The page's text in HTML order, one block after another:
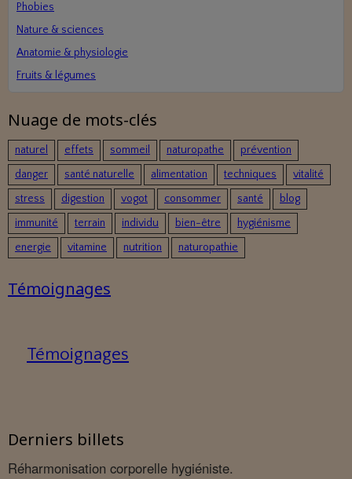
Phobies
Nature & sciences
Anatomie & physiologie
Fruits & légumes
Nuage de mots-clés
naturel effets sommeil naturopathe
prévention
danger
santé naturelle alimentation techniques
vitalité
stress
digestion vogot consommer santé
blog
immunité
terrain individu bien-être
hygiénisme
energie
vitamine nutrition naturopathie
Témoignages
Témoignages
Derniers billets
Réharmonisation corporelle hygiéniste.